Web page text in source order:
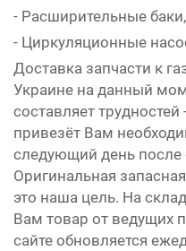
- Расширительные баки,
- Циркуляционные
Доставка запчасти к
Украине на данный
составляет
привезёт Вам
следующий день после
Оригинальная
это наша цель. На
Вам товар от ведущих
сайте обновляется